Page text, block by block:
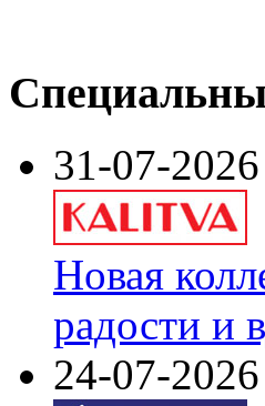
31-07-2026
Новая
радости и
24-07-2026